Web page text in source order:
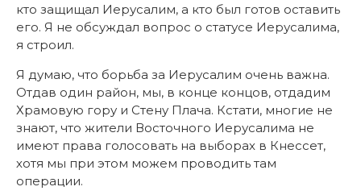
кто защищал Иерусалим, а кто был готов оставить
его. Я не обсуждал вопрос о статусе Иерусалима,
я строил.
Я думаю, что борьба за Иерусалим очень важна.
Отдав один район, мы, в конце концов, отдадим
Храмовую гору и Стену Плача. Кстати, многие не
знают, что жители Восточного Иерусалима не
имеют права голосовать на выборах в Кнессет,
хотя мы при этом можем проводить там
операции.